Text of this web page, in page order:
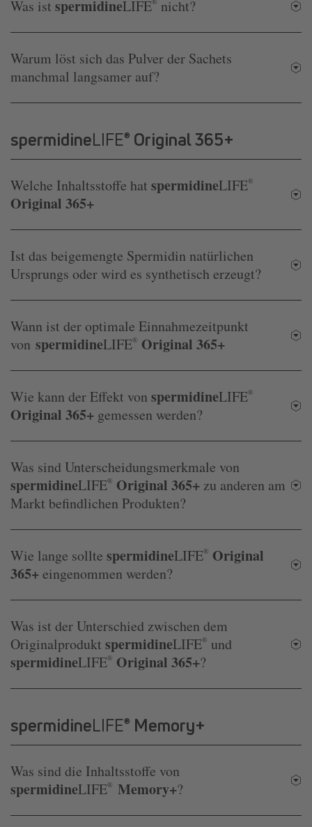
Was ist spermidineLIFE nicht?
Warum löst sich das Pulver der Sachets
manchmal langsamer auf?
spermidineLIFE® Original 365+
Welche Inhaltsstoffe hat spermidineLIFE®
Original 365+
Ist das beigemengte Spermidin natürlichen
Ursprungs oder wird es synthetisch erzeugt?
Wann ist der optimale Einnahmezeitpunkt
von spermidineLIFE® Original 365+
Wie kann der Effekt von spermidineLIFE®
Original 365+ gemessen werden?
Was sind Unterscheidungsmerkmale von
spermidineLIFE® Original 365+ zu anderen am
Markt befindlichen Produkten?
Wie lange sollte spermidineLIFE® Original
365+eingenommen werden?
Was ist der Unterschied zwischen dem
Originalprodukt spermidineLIFE® und
spermidineLIFE® Original 365+?
spermidineLIFE® Memory+
Was sind die Inhaltsstoffe von
spermidineLIFE® Memory+?